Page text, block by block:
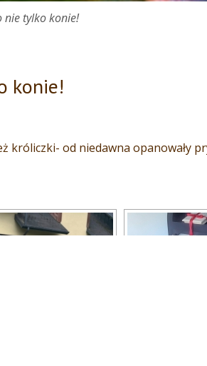
nie tylko konie!
konie!
króliczki- od niedawna opanowały